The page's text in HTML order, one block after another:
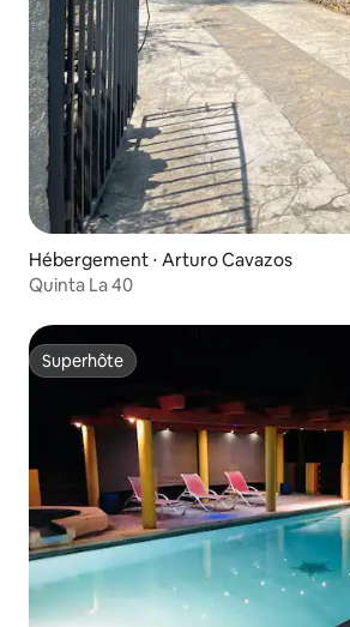
Hébergement ⋅ Arturo Cavazos
Quinta La 40
Superhôte
Superhôte